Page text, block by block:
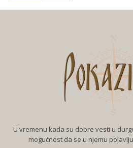
U vremenu kada su dobre vesti u
mogućnost da se u njemu